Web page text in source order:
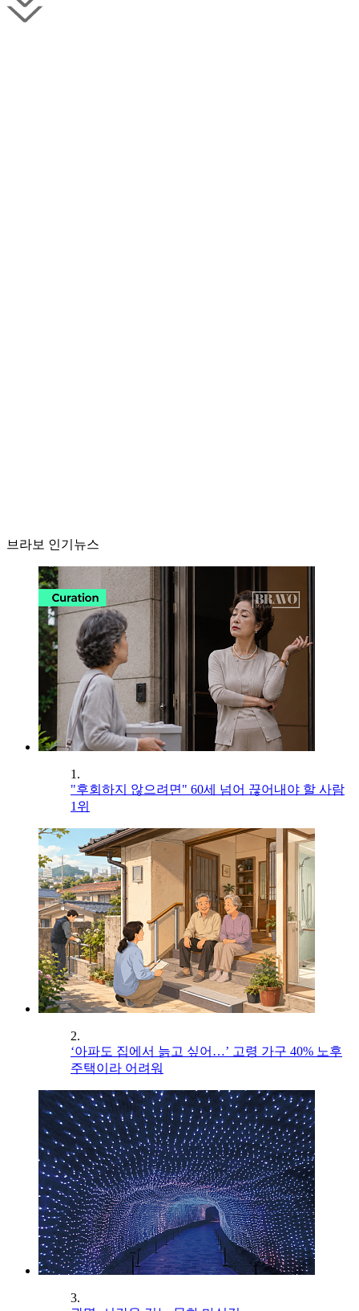
브라보 인기뉴스
1.
"후회하지 않으려면" 60세 넘어 끊어내야 할 사람
1위
2.
‘아파도 집에서 늙고 싶어…’ 고령 가구 40% 노후
주택이라 어려워
3.